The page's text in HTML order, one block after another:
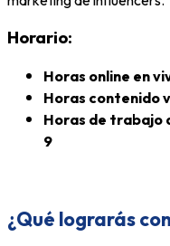
Horario:
Horas online en
Horas contenido
Horas de
9
¿Qué lograrás